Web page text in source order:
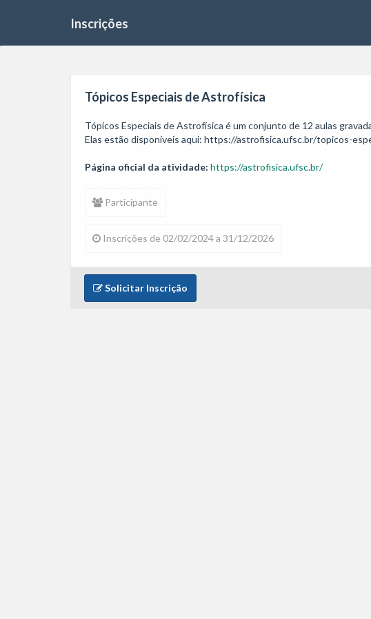
Inscrições
Tópicos Especiais de Astrofísica
Tópicos Especiais de Astrofísica é um conjunto de 12 aulas
Página oficial da atividade: https://astrofisica.ufsc.br/
Participante
Inscrições de 02/02/2024 a 31/12/2026
Solicitar Inscrição